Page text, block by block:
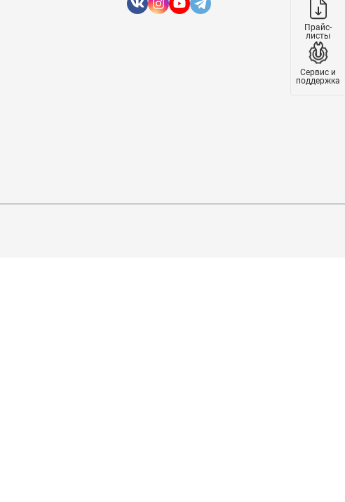
Прайс-
листы
Сервис и
поддержка